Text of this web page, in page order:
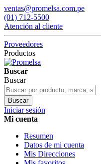
ventas@promelsa.com.pe
(01) 712-5500
Atención al cliente
Proveedores
Productos
Buscar
Buscar
Buscar
Iniciar sesión
Mi cuenta
Resumen
Datos de mi cuenta
Mis Direcciones